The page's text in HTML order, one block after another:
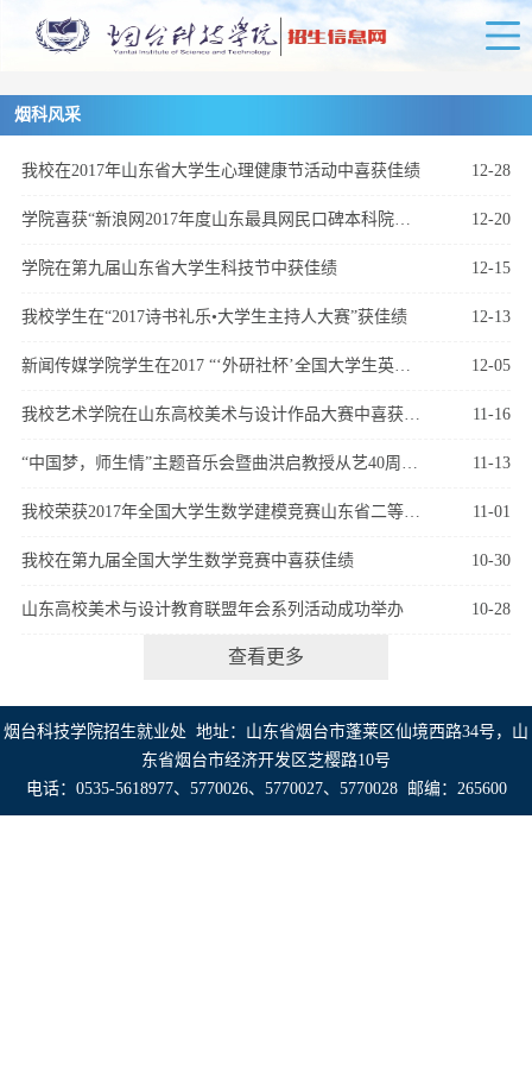
烟科风采
12-28
我校在2017年山东省大学生心理健康节活动中喜获佳绩
12-20
学院喜获“新浪网2017年度山东最具网民口碑本科院校”奖项
12-15
学院在第九届山东省大学生科技节中获佳绩
12-13
我校学生在“2017诗书礼乐•大学生主持人大赛”获佳绩
12-05
新闻传媒学院学生在2017 “‘外研社杯’全国大学生英语挑战赛”演讲大赛中获得佳绩
11-16
我校艺术学院在山东高校美术与设计作品大赛中喜获佳绩
11-13
“中国梦，师生情”主题音乐会暨曲洪启教授从艺40周年学生汇报演出成功举办
11-01
我校荣获2017年全国大学生数学建模竞赛山东省二等奖一项
10-30
我校在第九届全国大学生数学竞赛中喜获佳绩
10-28
山东高校美术与设计教育联盟年会系列活动成功举办
查看更多
烟台科技学院招生就业处 地址：山东省烟台市蓬莱区仙境西路34号，山
东省烟台市经济开发区芝樱路10号
电话：0535-5618977、5770026、5770027、5770028 邮编：265600